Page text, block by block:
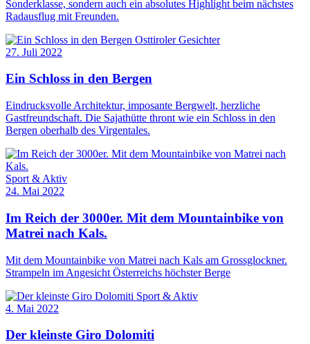
Sonderklasse, sondern auch ein absolutes Highlight beim nächstes
Radausflug mit Freunden.
Osttiroler Gesichter
27. Juli 2022
Ein Schloss in den Bergen
Eindrucksvolle Architektur, imposante Bergwelt, herzliche
Gastfreundschaft. Die Sajathütte thront wie ein Schloss in den
Bergen oberhalb des Virgentales.
Sport & Aktiv
24. Mai 2022
Im Reich der 3000er. Mit dem Mountainbike von
Matrei nach Kals.
Mit dem Mountainbike von Matrei nach Kals am Grossglockner.
Strampeln im Angesicht Österreichs höchster Berge
Sport & Aktiv
4. Mai 2022
Der kleinste Giro Dolomiti